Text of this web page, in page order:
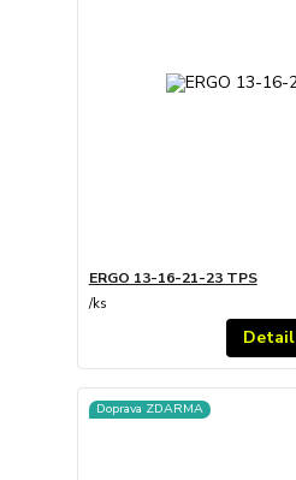
ERGO 13-16-21-23 TPS
/ks
Detail
Doprava ZDARMA